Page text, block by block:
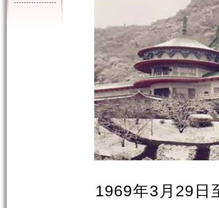
1969年3 月 29 日